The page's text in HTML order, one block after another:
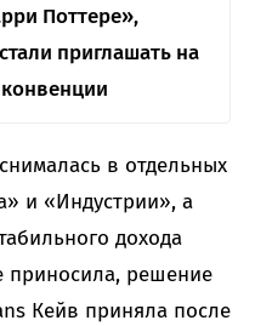
Поттере»,
приглашать на
в отдельных
и «Индустрии», а
дохода
приносила, решение
Кейв приняла после